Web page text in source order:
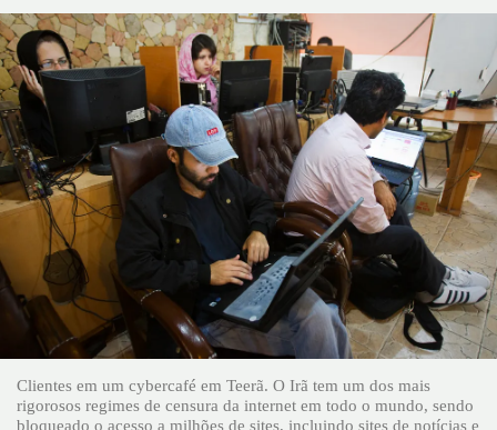
Clientes em um cybercafé em Teerã. O Irã tem um dos mais
rigorosos regimes de censura da internet em todo o mundo, sendo
bloqueado o acesso a milhões de sites, incluindo sites de notícias e